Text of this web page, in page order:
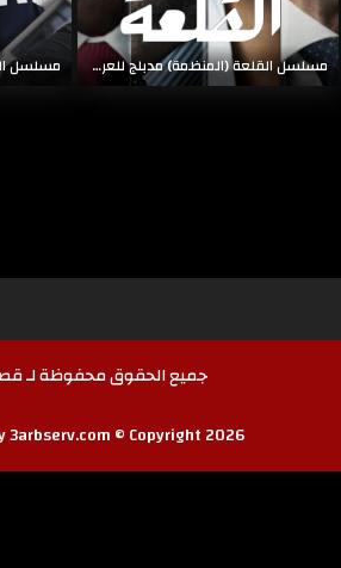
مسلسل القلعة (المنظمة) مدبلج للعربية HD
جميع الحقوق محفوظة لـ
3arbserv.com © Copyright 2026